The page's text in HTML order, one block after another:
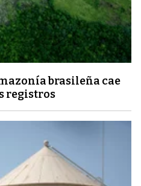
brasileña cae
registros